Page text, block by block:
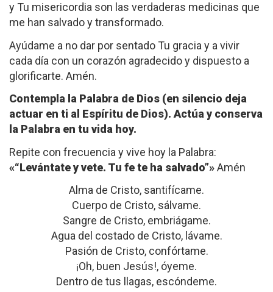
y Tu misericordia son las verdaderas medicinas que
me han salvado y transformado.
Ayúdame a no dar por sentado Tu gracia y a vivir
cada día con un corazón agradecido y dispuesto a
glorificarte. Amén.
Contempla la Palabra de Dios (en silencio deja
actuar en ti al Espíritu de Dios). Actúa y conserva
la Palabra en tu vida hoy.
Repite con frecuencia y vive hoy la Palabra:
«“Levántate y vete. Tu fe te ha salvado”»Amén
Alma de Cristo, santifícame.
Cuerpo de Cristo, sálvame.
Sangre de Cristo, embriágame.
Agua del costado de Cristo, lávame.
Pasión de Cristo, confórtame.
¡Oh, buen Jesús!, óyeme.
Dentro de tus llagas, escóndeme.